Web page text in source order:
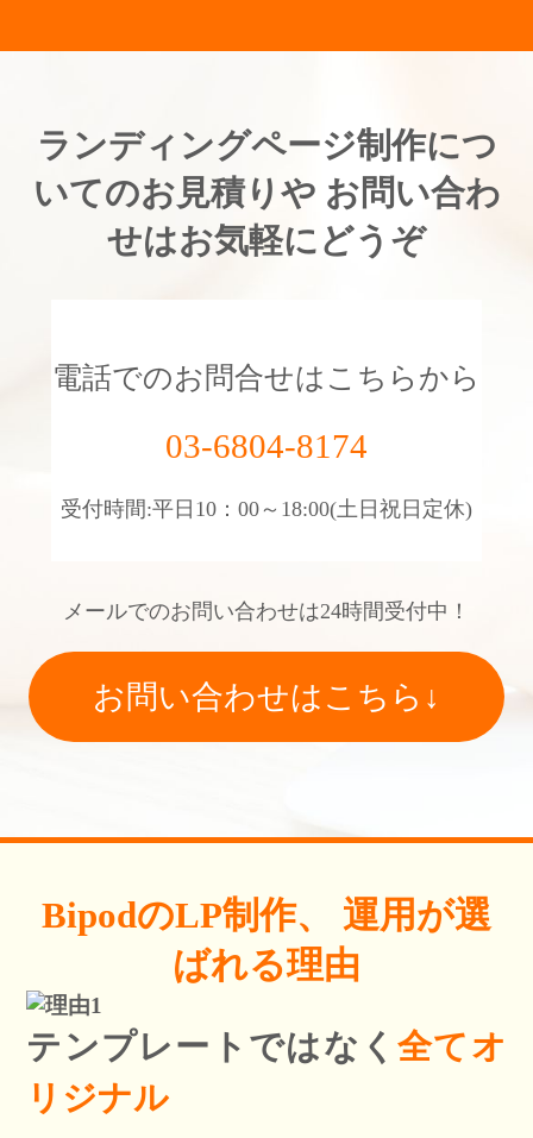
ランディングページ制作につ
いてのお見積りや お問い合わ
せはお気軽にどうぞ
電話でのお問合せはこちらから
03-6804-8174
受付時間:平日10：00～18:00(土日祝日定休)
メールでのお問い合わせは24時間受付中！
お問い合わせはこちら↓
BipodのLP制作、
運用が選
ばれる理由
テンプレートではなく全てオ
リジナル